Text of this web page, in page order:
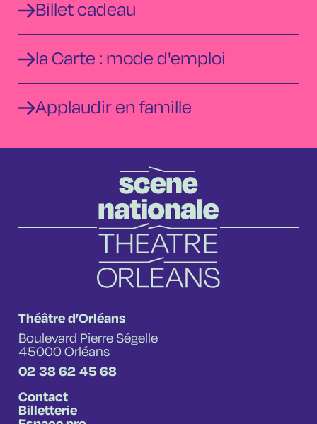
Billet cadeau
la Carte : mode d'emploi
Applaudir en famille
Théâtre d’Orléans
Boulevard Pierre Ségelle
45000 Orléans
02 38 62 45 68
Contact
Billetterie